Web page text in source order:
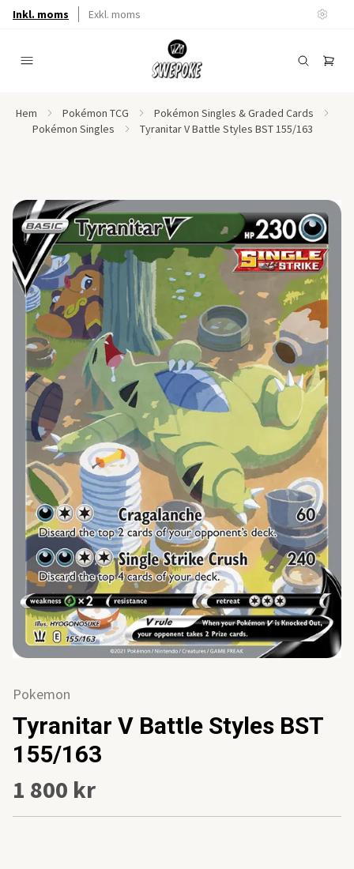
Inkl. moms Exkl. moms
Hem Pokémon TCG
Pokémon Singles & Graded Cards
Pokémon Singles
Tyranitar V Battle Styles BST 155/163
Pokemon
Tyranitar V Battle Styles BST
155/163
1 800 kr